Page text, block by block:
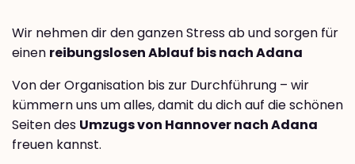
Wir nehmen dir den ganzen Stress ab und sorgen für
einen reibungslosen Ablauf bis nach Adana
Von der Organisation bis zur Durchführung – wir
kümmern uns um alles, damit du dich auf die schönen
Seiten des Umzugs von Hannover nach Adana
freuen kannst.